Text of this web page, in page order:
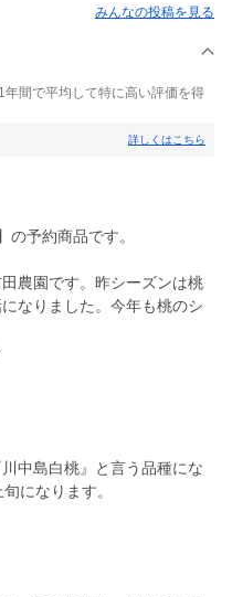
みんなの投稿を見る
間で平均して特に高い評価を得
詳しくはこちら
予約商品です。
農園です。昨シーズンは桃
なりました。今年も桃のシ
中島白桃』と言う品種にな
になります。